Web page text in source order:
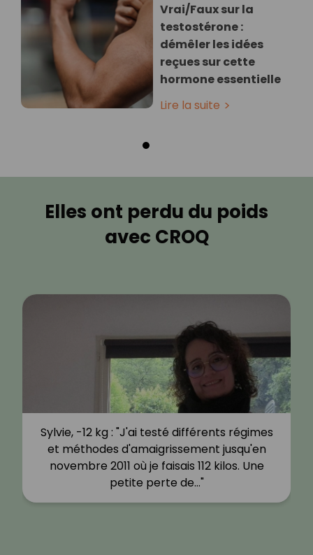
Vrai/Faux sur la
testostérone :
démêler les idées
reçues sur cette
hormone essentielle
Lire la suite
Elles ont perdu du poids
avec CROQ
Sylvie, -12 kg : "J'ai testé différents régimes
et méthodes d'amaigrissement jusqu'en
novembre 2011 où je faisais 112 kilos. Une
petite perte de…"